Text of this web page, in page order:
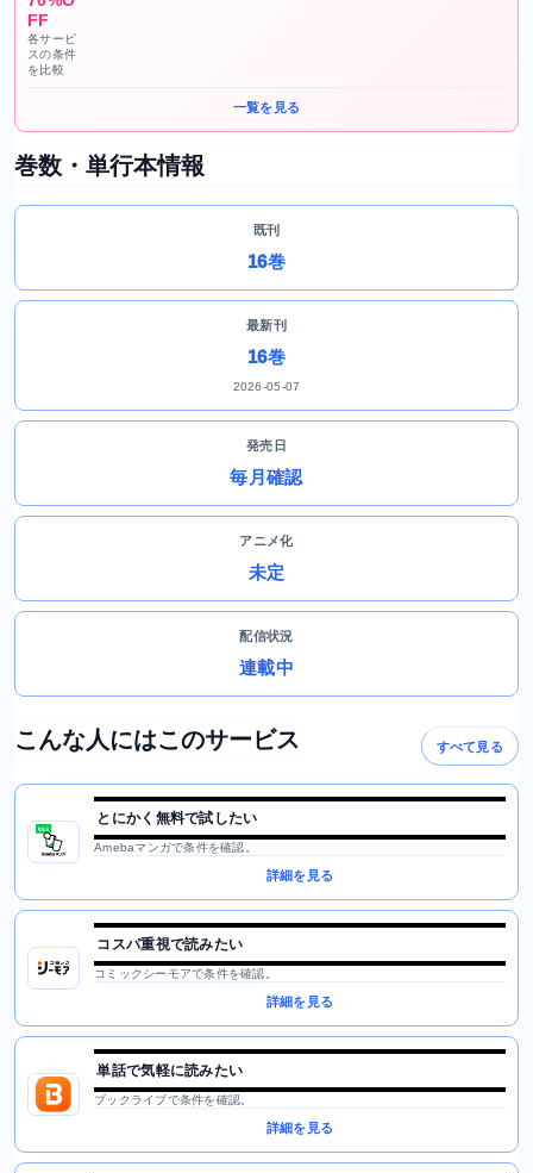
FF
各サービ
スの条件
を比較
一覧を見る
巻数・単行本情報
既刊
16巻
最新刊
16巻
2026-05-07
発売日
毎月確認
アニメ化
未定
配信状況
連載中
こんな人にはこのサービス すべて見る
とにかく無料で試したい
Amebaマンガで条件を確認。
詳細を見る
コスパ重視で読みたい
コミックシーモアで条件を確認。
詳細を見る
単話で気軽に読みたい
ブックライブで条件を確認。
詳細を見る